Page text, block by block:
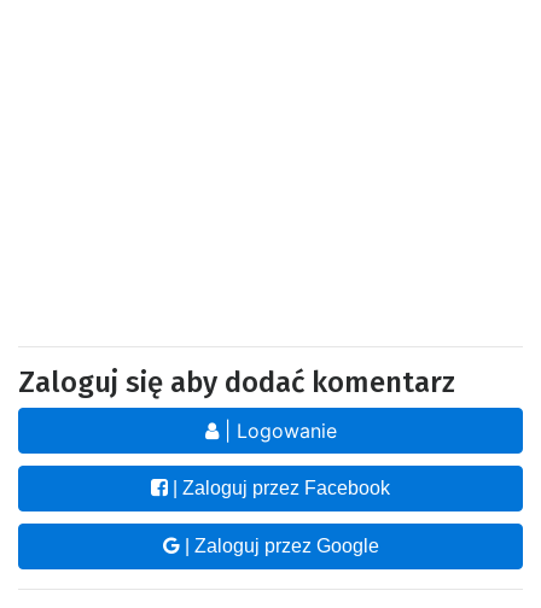
Zaloguj się aby dodać komentarz
| Logowanie
| Zaloguj przez Facebook
| Zaloguj przez Google